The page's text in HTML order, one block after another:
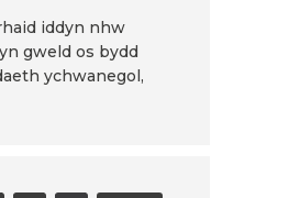
iddyn nhw
gweld os bydd
ychwanegol,